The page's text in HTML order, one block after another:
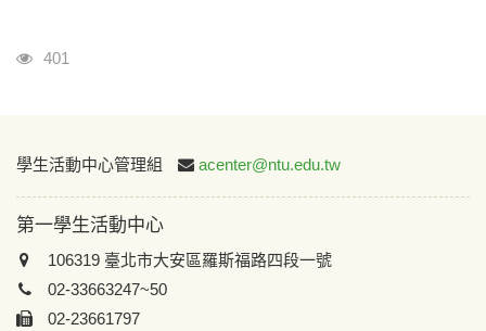
瀏覽人次
401
:::
學生活動中心管理組 acenter@ntu.edu.tw
第一學生活動中心
106319 臺北市大安區羅斯福路四段一號
02-33663247~50
02-23661797